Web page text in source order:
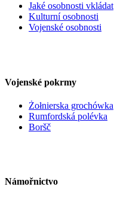
Jaké osobnosti vkládat
Kulturní osobnosti
Vojenské osobnosti
Vojenské pokrmy
Żołnierska grochówka
Rumfordská polévka
Boršč
Námořnictvo